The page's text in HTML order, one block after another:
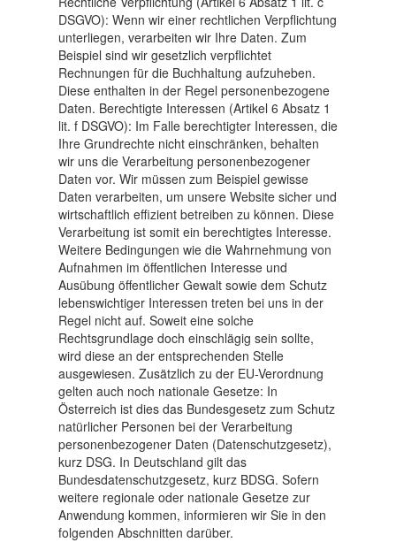
DSGVO): Wenn wir einer rechtlichen Verpflichtung
unterliegen, verarbeiten wir Ihre Daten. Zum
Beispiel sind wir gesetzlich verpflichtet
Rechnungen für die Buchhaltung aufzuheben.
Diese enthalten in der Regel personenbezogene
Daten. Berechtigte Interessen (Artikel 6 Absatz 1
lit. f DSGVO): Im Falle berechtigter Interessen, die
Ihre Grundrechte nicht einschränken, behalten
wir uns die Verarbeitung personenbezogener
Daten vor. Wir müssen zum Beispiel gewisse
Daten verarbeiten, um unsere Website sicher und
wirtschaftlich effizient betreiben zu können. Diese
Verarbeitung ist somit ein berechtigtes Interesse.
Weitere Bedingungen wie die Wahrnehmung von
Aufnahmen im öffentlichen Interesse und
Ausübung öffentlicher Gewalt sowie dem Schutz
lebenswichtiger Interessen treten bei uns in der
Regel nicht auf. Soweit eine solche
Rechtsgrundlage doch einschlägig sein sollte,
wird diese an der entsprechenden Stelle
ausgewiesen. Zusätzlich zu der EU-Verordnung
gelten auch noch nationale Gesetze: In
Österreich ist dies das Bundesgesetz zum Schutz
natürlicher Personen bei der Verarbeitung
personenbezogener Daten (Datenschutzgesetz),
kurz DSG. In Deutschland gilt das
Bundesdatenschutzgesetz, kurz BDSG. Sofern
weitere regionale oder nationale Gesetze zur
Anwendung kommen, informieren wir Sie in den
folgenden Abschnitten darüber.